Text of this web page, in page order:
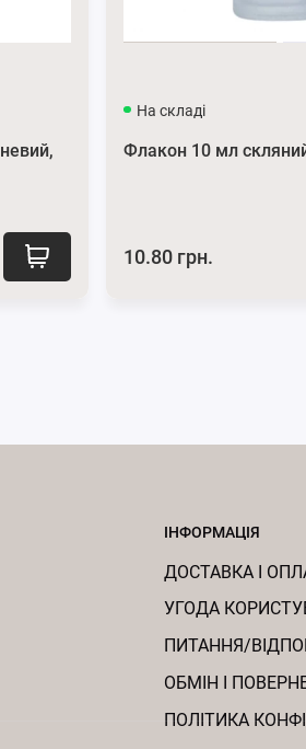
в
На складі
Флакон 10 мл
10.80 грн.
ІНФОРМАЦІЯ
ДОСТАВКА І
УГОДА
ПИТАННЯ/
ОБМІН І
ПОЛІТИКА